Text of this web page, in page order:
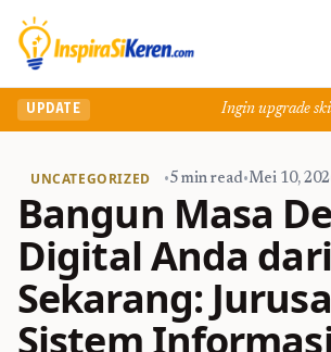
UPDATE Ingin upgrade skill
UNCATEGORIZED •5 min read•Mei 10,
Bangun Masa
Digital Anda dari
Sekarang:
Sistem